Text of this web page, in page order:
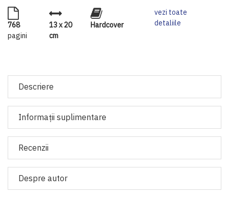
768
pagini
13 x 20
cm
Hardcover
vezi toate
detaliile
Descriere
Informaţii suplimentare
Recenzii
Despre autor